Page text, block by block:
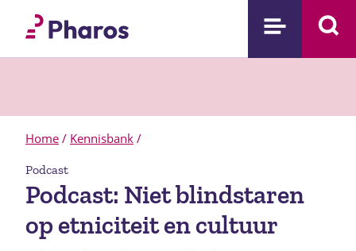
Home / Kennisbank /
Podcast
Podcast: Niet blindstaren
op etniciteit en cultuur